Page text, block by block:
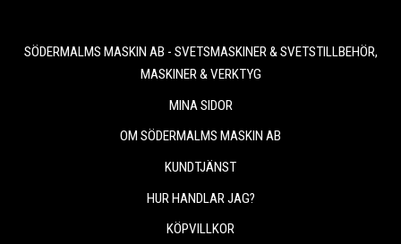
SÖDERMALMS MASKIN AB - SVETSMASKINER & SVETSTILLBEHÖR,
MASKINER & VERKTYG
MINA SIDOR
OM SÖDERMALMS MASKIN AB
KUNDTJÄNST
HUR HANDLAR JAG?
KÖPVILLKOR